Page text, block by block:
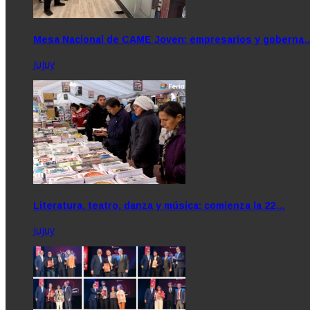
Mesa Nacional de CAME Joven: empresarios y
Jujuy
Literatura, teatro, danza y música: comienza la 22…
Jujuy